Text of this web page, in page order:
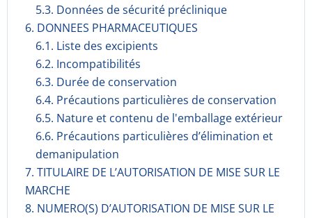
5.3. Données de sécurité préclinique
6. DONNEES PHARMACEUTIQUES
6.1. Liste des excipients
6.2. Incompati­bilités
6.3. Durée de conservation
6.4. Précautions particulières de conservation
6.5. Nature et contenu de l'emballage extérieur
6.6. Précautions particulières d’élimination et
demanipulation
7. TITULAIRE DE L’AUTORISATION DE MISE SUR LE
MARCHE
8. NUMERO(S) D’AUTORISATION DE MISE SUR LE